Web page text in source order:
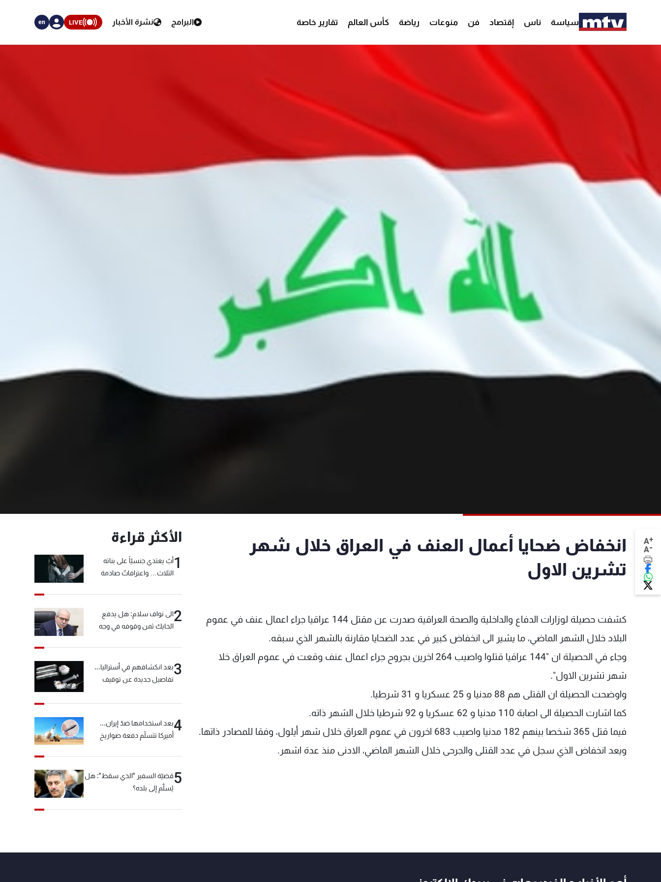
سياسة ناس إقتصاد فن منوعات رياضة كأس العالم تقارير خاصة البرامج نشرة الأخبار LIVE
en
A+
A-
انخفاض ضحايا أعمال العنف في العراق خلال شهر
تشرين الاول
كشفت حصيلة لوزارات الدفاع والداخلية والصحة العراقية صدرت عن مقتل 144 عراقيا جراء اعمال عنف في عموم
البلاد خلال الشهر الماضي، ما يشير الى انخفاض كبير في عدد الضحايا مقارنة بالشهر الذي سبقه.
وجاء في الحصيلة ان "144 عراقيا قتلوا واصيب 264 اخرين بجروح جراء اعمال عنف وقعت في عموم العراق خلا
شهر تشرين الاول".
واوضحت الحصيلة ان القتلى هم 88 مدنيا و 25 عسكريا و 31 شرطيا.
كما اشارت الحصيلة الى اصابة 110 مدنيا و 62 عسكريا و 92 شرطيا خلال الشهر ذاته.
فيما قتل 365 شخصا بينهم 182 مدنيا واصيب 683 اخرون في عموم العراق خلال شهر أيلول، وفقا للمصادر ذاتها.
ويعد انخفاض الذي سجل في عدد القتلى والجرحى خلال الشهر الماضي، الادنى منذ عدة اشهر.
الأكثر قراءة
1أبٌ يعتدي جنسيّاً على بناته
الثلاث… واعترافاتٌ صادمة
2الى نواف سلام: هل يدفع
الحايك ثمن وقوفه في وجه
3بعد انكشافهم في أستراليا...
تفاصيل جديدة عن توقيف
4بعد استخدامها ضدّ إيران...
أميركا تتسلّم دفعة صواريخ
5قضيّة السفير "الذي سقط": هل
يُسلَّم إلى بلده؟